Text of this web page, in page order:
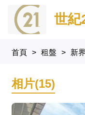
世紀
首頁 > 租盤 > 新界
相片(15)